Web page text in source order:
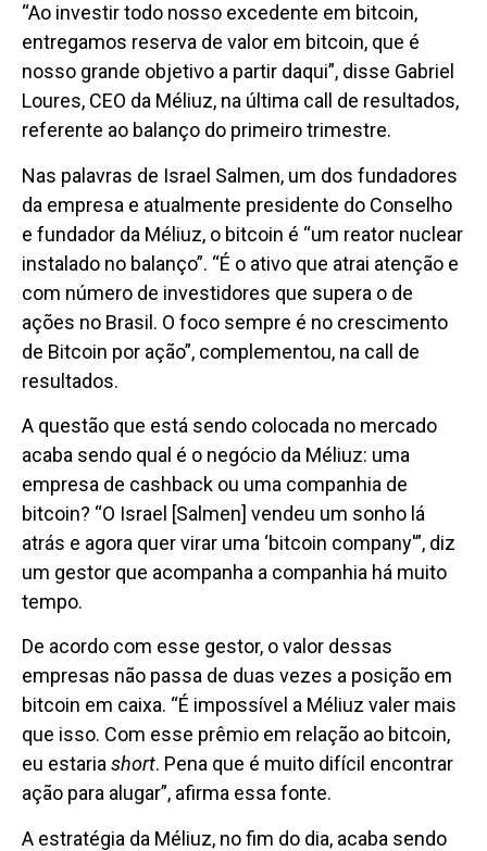
“Ao investir todo nosso excedente em bitcoin,
entregamos reserva de valor em bitcoin, que é
nosso grande objetivo a partir daqui”, disse Gabriel
Loures, CEO da Méliuz, na última call de resultados,
referente ao balanço do primeiro trimestre.
Nas palavras de Israel Salmen, um dos fundadores
da empresa e atualmente presidente do Conselho
e fundador da Méliuz, o bitcoin é “um reator nuclear
instalado no balanço”. “É o ativo que atrai atenção e
com número de investidores que supera o de
ações no Brasil. O foco sempre é no crescimento
de Bitcoin por ação”, complementou, na call de
resultados.
A questão que está sendo colocada no mercado
acaba sendo qual é o negócio da Méliuz: uma
empresa de cashback ou uma companhia de
bitcoin? “O Israel [Salmen] vendeu um sonho lá
atrás e agora quer virar uma ‘bitcoin company'”, diz
um gestor que acompanha a companhia há muito
tempo.
De acordo com esse gestor, o valor dessas
empresas não passa de duas vezes a posição em
bitcoin em caixa. “É impossível a Méliuz valer mais
que isso. Com esse prêmio em relação ao bitcoin,
eu estariashort. Pena que é muito difícil encontrar
ação para alugar”, afirma essa fonte.
A estratégia da Méliuz, no fim do dia, acaba sendo